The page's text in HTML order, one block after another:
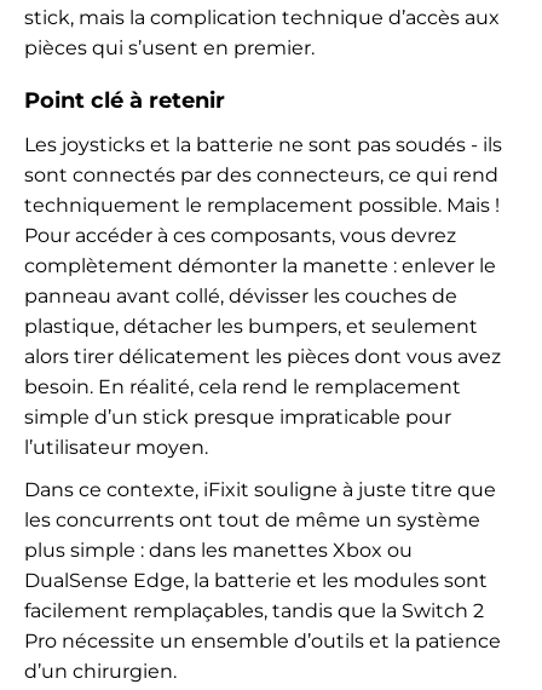
stick, mais la complication technique d’accès aux
pièces qui s’usent en premier.
Point clé à retenir
Les joysticks et la batterie ne sont pas soudés - ils
sont connectés par des connecteurs, ce qui rend
techniquement le remplacement possible. Mais !
Pour accéder à ces composants, vous devrez
complètement démonter la manette : enlever le
panneau avant collé, dévisser les couches de
plastique, détacher les bumpers, et seulement
alors tirer délicatement les pièces dont vous avez
besoin. En réalité, cela rend le remplacement
simple d’un stick presque impraticable pour
l’utilisateur moyen.
Dans ce contexte, iFixit souligne à juste titre que
les concurrents ont tout de même un système
plus simple : dans les manettes Xbox ou
DualSense Edge, la batterie et les modules sont
facilement remplaçables, tandis que la Switch 2
Pro nécessite un ensemble d’outils et la patience
d’un chirurgien.